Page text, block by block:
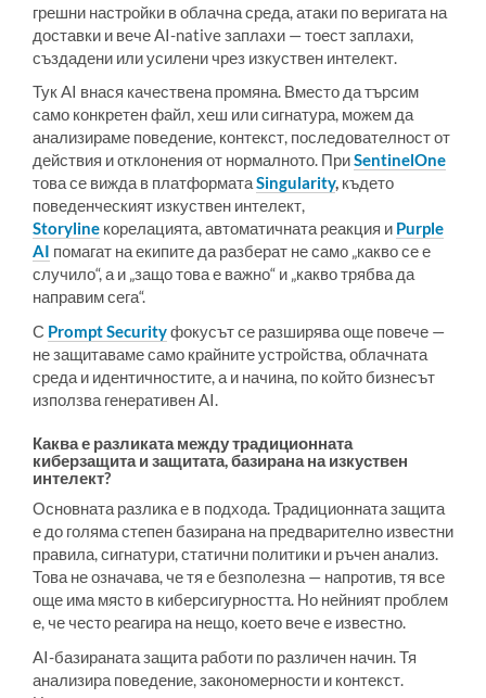
грешни настройки в облачна среда, атаки по веригата на
доставки и вече AI-native заплахи — тоест заплахи,
създадени или усилени чрез изкуствен интелект.
Тук AI внася качествена промяна. Вместо да търсим
само конкретен файл, хеш или сигнатура, можем да
анализираме поведение, контекст, последователност от
действия и отклонения от нормалното. ПриSentinelOne
това се вижда в платформатаSingularity, където
поведенческият изкуствен интелект,
Storyline корелацията, автоматичната реакция и Purple
AI помагат на екипите да разберат не само „какво се е
случило“, а и „защо това е важно“ и „какво трябва да
направим сега“.
С Prompt Securityфокусът се разширява още повече —
не защитаваме само крайните устройства, облачната
среда и идентичностите, а и начина, по който бизнесът
използва генеративен AI.
Каква е разликата между традиционната
киберзащита и защитата, базирана на изкуствен
интелект?
Основната разлика е в подхода. Традиционната защита
е до голяма степен базирана на предварително известни
правила, сигнатури, статични политики и ръчен анализ.
Това не означава, че тя е безполезна — напротив, тя все
още има място в киберсигурността. Но нейният проблем
е, че често реагира на нещо, което вече е известно.
AI-базираната защита работи по различен начин. Тя
анализира поведение, закономерности и контекст.